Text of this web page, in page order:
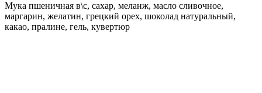
Мука пшеничная в\с, сахар, меланж, масло сливочное,
маргарин, желатин, грецкий орех, шоколад натуральный,
какао, пралине, гель, кувертюр